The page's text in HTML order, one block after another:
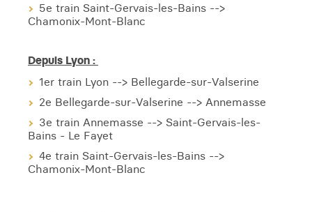
5e train Saint-Gervais-les-Bains -->
Chamonix-Mont-Blanc
Depuis Lyon :
1er train Lyon --> Bellegarde-sur-Valserine
2e Bellegarde-sur-Valserine --> Annemasse
3e train Annemasse --> Saint-Gervais-les-
Bains - Le Fayet
4e train Saint-Gervais-les-Bains -->
Chamonix-Mont-Blanc